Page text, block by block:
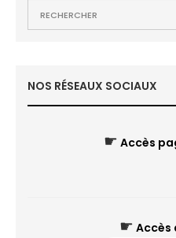
NOS RÉSEAUX SOCIAUX
☛ Accès
☛ Accès